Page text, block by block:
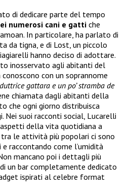
di dedicare parte del tempo
numerosi cani e gatti che
In particolare, ha parlato di
da tigna, e di Lost, un piccolo
hanno deciso di adottare.
inosservato agli abitanti del
con un soprannome
gattara e un po’ stramba de
chiamata dagli abitanti della
che ogni giorno distribuisca
Nei suoi racconti social, Lucarelli
della vita quotidiana a
tra le attività più popolari ci sono
raccontando come l’umidità
mancano poi i dettagli più
un bar completamente dedicato
ispirati al celebre format